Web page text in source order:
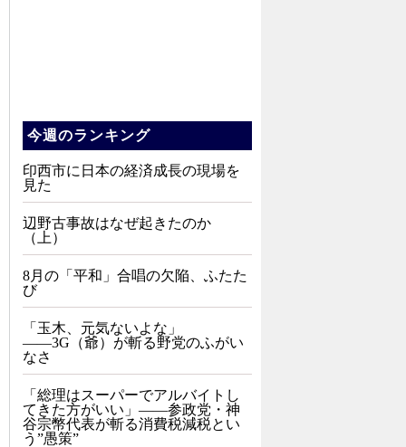
今週のランキング
印西市に日本の経済成長の現場を
見た
辺野古事故はなぜ起きたのか
（上）
8月の「平和」合唱の欠陥、ふたた
び
「玉木、元気ないよな」
――3G（爺）が斬る野党のふがい
なさ
「総理はスーパーでアルバイトし
てきた方がいい」――参政党・神
谷宗幣代表が斬る消費税減税とい
う”愚策”